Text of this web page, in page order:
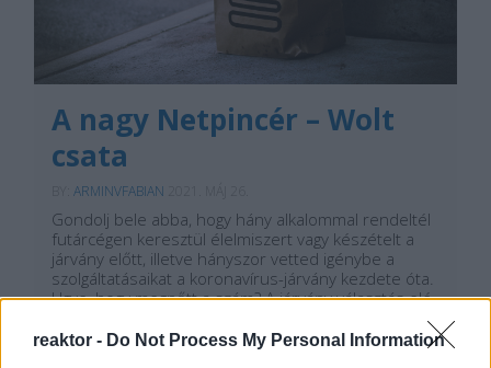
reaktor - Do Not Process My Personal Information
A nagy Netpincér – Wolt
csata
ARMINVFABIAN
Gondolj bele abba, hogy hány alkalommal rendeltél
futárcégen keresztül élelmiszert vagy készételt a
járvány előtt, illetve hányszor vetted igénybe a
szolgáltatásaikat a koronavírus-járvány kezdete óta.
Ugye, hogy megnőtt a szám? A járvány választás elé